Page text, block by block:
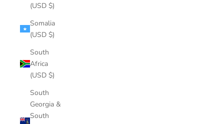
(USD $)
Somalia
(USD $)
South
Africa
(USD $)
South
Georgia &
South